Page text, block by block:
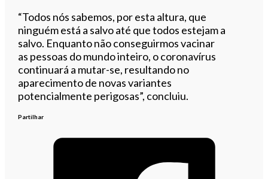
“Todos nós sabemos, por esta altura, que
ninguém está a salvo até que todos estejam a
salvo. Enquanto não conseguirmos vacinar
as pessoas do mundo inteiro, o coronavírus
continuará a mutar-se, resultando no
aparecimento de novas variantes
potencialmente perigosas”, concluiu.
Partilhar